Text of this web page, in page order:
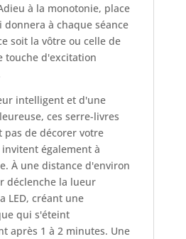
à la monotonie, place
à chaque séance
soit la vôtre ou celle de
touche d'excitation
intelligent et d'une
ces serre-livres
pas de décorer votre
également à
À une distance d'environ
déclenche la lueur
LED, créant une
qui s'éteint
après 1 à 2 minutes. Une